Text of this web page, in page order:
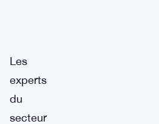
Les
experts
du
secteur